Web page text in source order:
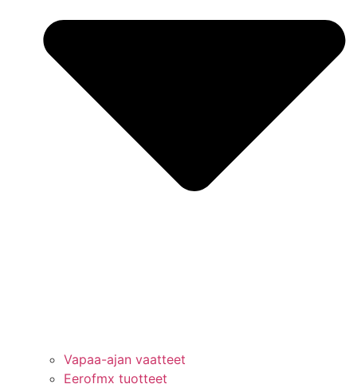
Vapaa-ajan vaatteet
Eerofmx tuotteet